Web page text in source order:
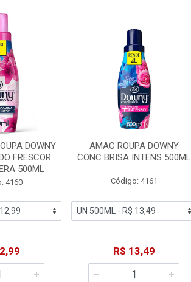
DOWNY
FRESCOR
500ML
4160
AMAC ROUPA DOWNY
CONC BRISA INTENS 500ML
Código: 4161
R$ 13,49